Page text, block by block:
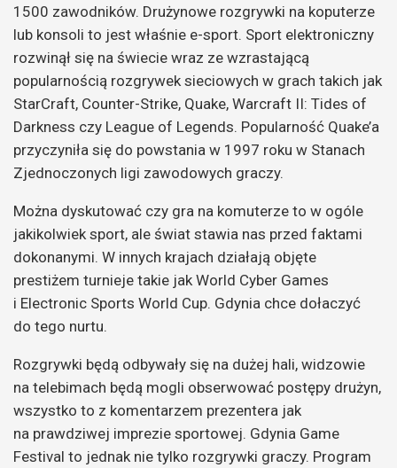
1500 zawodników. Drużynowe rozgrywki na koputerze
lub konsoli to jest właśnie e-sport. Sport elektroniczny
rozwinął się na świecie wraz ze wzrastającą
popularnością rozgrywek sieciowych w grach takich jak
StarCraft, Counter-Strike, Quake, Warcraft II: Tides of
Darkness czy League of Legends. Popularność Quake’a
przyczyniła się do powstania w 1997 roku w Stanach
Zjednoczonych ligi zawodowych graczy.
Można dyskutować czy gra na komuterze to w ogóle
jakikolwiek sport, ale świat stawia nas przed faktami
dokonanymi. W innych krajach działają objęte
prestiżem turnieje takie jak World Cyber Games
i Electronic Sports World Cup. Gdynia chce dołaczyć
do tego nurtu.
Rozgrywki będą odbywały się na dużej hali, widzowie
na telebimach będą mogli obserwować postępy drużyn,
wszystko to z komentarzem prezentera jak
na prawdziwej imprezie sportowej. Gdynia Game
Festival to jednak nie tylko rozgrywki graczy. Program